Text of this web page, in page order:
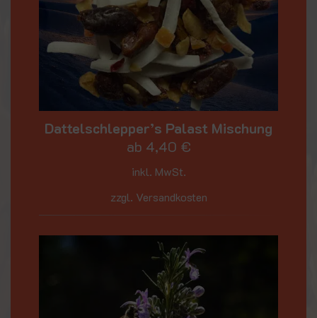
Dattelschlepper’s Palast Mischung
ab 4,40 €
inkl. MwSt.
zzgl. Versandkosten